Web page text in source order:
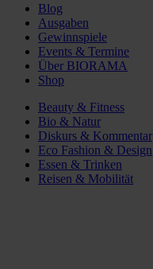
Blog
Ausgaben
Gewinnspiele
Events & Termine
Über BIORAMA
Shop
Beauty & Fitness
Bio & Natur
Diskurs & Kommentar
Eco Fashion & Design
Essen & Trinken
Reisen & Mobilität